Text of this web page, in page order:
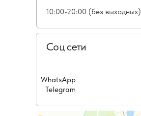
10:00-20:00 (без выходных)
Соц сети
WhatsApp
Telegram